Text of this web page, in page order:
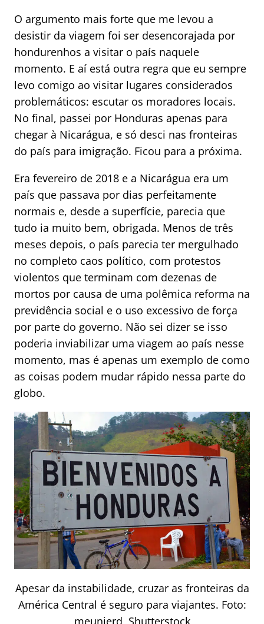
O argumento mais forte que me levou a
desistir da viagem foi ser desencorajada por
hondurenhos a visitar o país naquele
momento. E aí está outra regra que eu sempre
levo comigo ao visitar lugares considerados
problemáticos: escutar os moradores locais.
No final, passei por Honduras apenas para
chegar à Nicarágua, e só desci nas fronteiras
do país para imigração. Ficou para a próxima.
Era fevereiro de 2018 e a Nicarágua era um
país que passava por dias perfeitamente
normais e, desde a superfície, parecia que
tudo ia muito bem, obrigada. Menos de três
meses depois, o país parecia ter mergulhado
no completo caos político, com protestos
violentos que terminam com dezenas de
mortos por causa de uma polêmica reforma na
previdência social e o uso excessivo de força
por parte do governo. Não sei dizer se isso
poderia inviabilizar uma viagem ao país nesse
momento, mas é apenas um exemplo de como
as coisas podem mudar rápido nessa parte do
globo.
Apesar da instabilidade, cruzar as fronteiras da
América Central é seguro para viajantes. Foto: